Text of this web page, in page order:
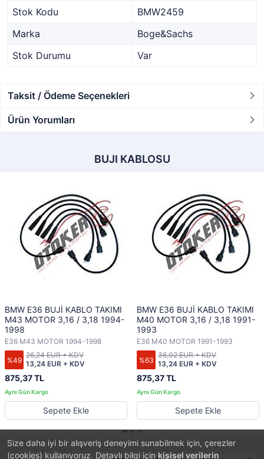
Size daha iyi bir alışveriş deneyimi sunabilmek için, çerezler
(cookies) kullanıyoruz. Detaylı bilgi için kişisel verilerin
Stok Kodu
BMW2459
Marka
Boge&Sachs
Stok Durumu
Var
Taksit / Ödeme Seçenekleri
Ürün Yorumları
BUJI KABLOSU
BMW E36 BUJİ KABLO TAKIMI
M43 MOTOR 3,16 / 3,18 1994-
1998
E36 M43 MOTOR 1994-1998
%49
875,37 TL
13,24 EUR + KDV
26,24 EUR + KDV
Sepete Ekle
BMW E36 BUJİ KABLO TAKIMI
M40 MOTOR 3,16 / 3,18 1991-
1993
E36 M40 MOTOR 1991-1993
%63
875,37 TL
13,24 EUR + KDV
36,02 EUR + KDV
Sepete Ekle